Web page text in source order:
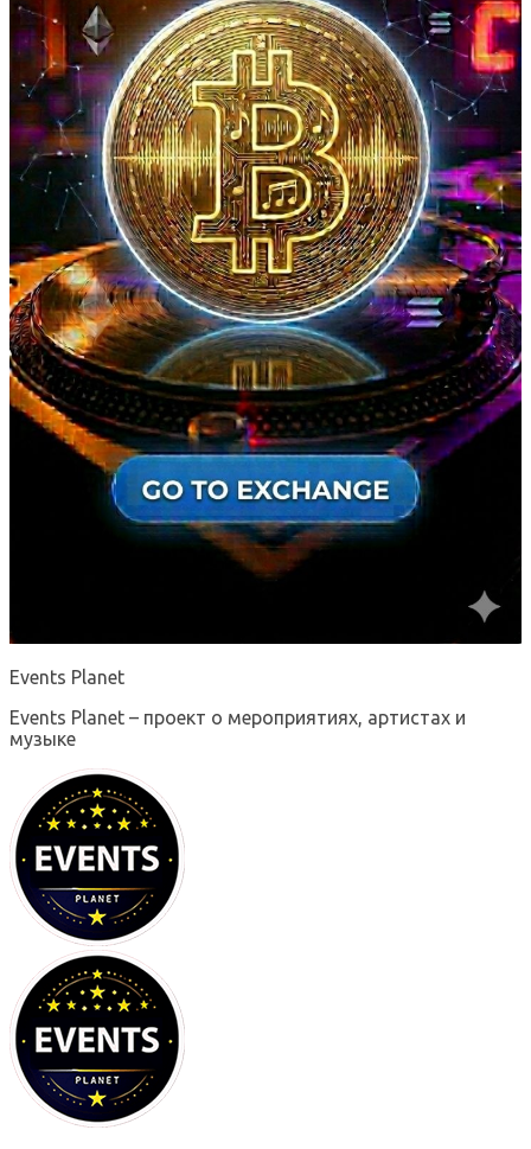
Events Planet
Events Planet – проект о мероприятиях, артистах и
музыке